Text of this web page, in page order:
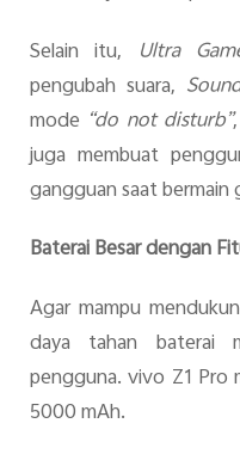
Selain itu, Ultra
pengubah suara,
mode “do not disturb”
juga membuat
gangguan saat bermain
Baterai Besar dengan
Agar mampu
daya tahan baterai
pengguna. vivo Z1 Pro
5000 mAh.